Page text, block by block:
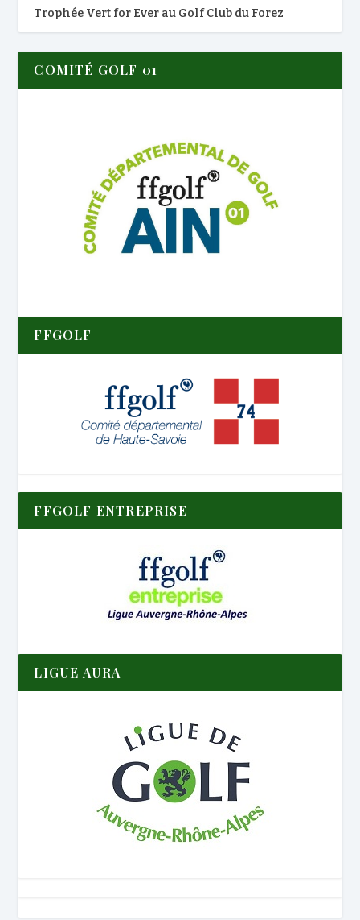
Trophée Vert for Ever au Golf Club du Forez
COMITÉ GOLF 01
FFGOLF
FFGOLF ENTREPRISE
LIGUE AURA